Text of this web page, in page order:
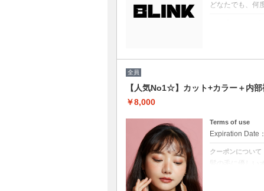
どなたでも、何
※縮毛矯正を悩
全員
【人気No1☆】カット+カラー＋内
￥8,000
Terms of use
Expiration Date：
クーポンについて
白髪染め可能